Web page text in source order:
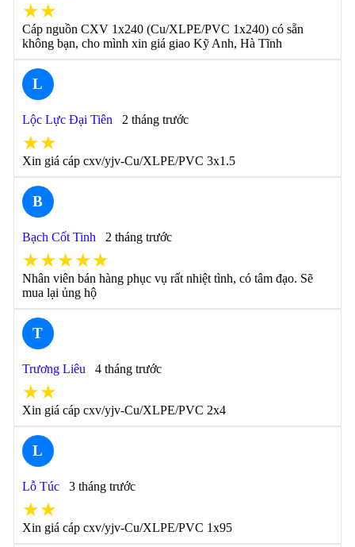
★★
Cáp nguồn CXV 1x240 (Cu/XLPE/PVC 1x240) có sẵn
không bạn, cho mình xin giá giao Kỹ Anh, Hà Tĩnh
L
Lộc Lực Đại Tiên 2 tháng trước
★★
Xin giá cáp cxv/yjv-Cu/XLPE/PVC 3x1.5
B
Bạch Cốt Tinh 2 tháng trước
★★★★★
Nhân viên bán hàng phục vụ rất nhiệt tình, có tâm đạo. Sẽ
mua lại ủng hộ
T
Trương Liêu 4 tháng trước
★★
Xin giá cáp cxv/yjv-Cu/XLPE/PVC 2x4
L
Lỗ Túc 3 tháng trước
★★
Xin giá cáp cxv/yjv-Cu/XLPE/PVC 1x95